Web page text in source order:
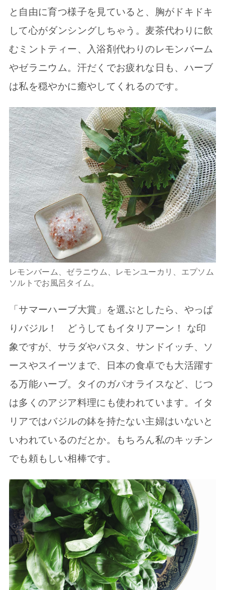
と自由に育つ様子を見ていると、胸がドキドキ
して心がダンシングしちゃう。麦茶代わりに飲
むミントティー、入浴剤代わりのレモンバーム
やゼラニウム。汗だくでお疲れな日も、ハーブ
は私を穏やかに癒やしてくれるのです。
レモンバーム、ゼラニウム、レモンユーカリ、エプソム
ソルトでお風呂タイム。
「サマーハーブ大賞」を選ぶとしたら、やっぱ
りバジル！ どうしてもイタリアーン！ な印
象ですが、サラダやパスタ、サンドイッチ、ソ
ースやスイーツまで、日本の食卓でも大活躍す
る万能ハーブ。タイのガパオライスなど、じつ
は多くのアジア料理にも使われています。イタ
リアではバジルの鉢を持たない主婦はいないと
いわれているのだとか。もちろん私のキッチン
でも頼もしい相棒です。